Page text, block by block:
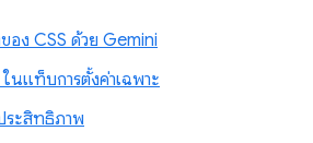
อง CSS ด้วย Gemini
นแท็บการตั้งค่าเฉพาะ
ระสิทธิภาพ